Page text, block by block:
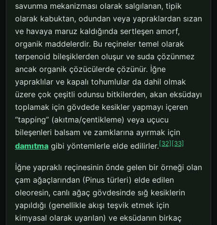
savunma mekanizması olarak salgılanan, tipik
olarak kabuktan, odundan veya yapraklardan sızan
ve havaya maruz kaldığında sertleşen amorf,
organik maddelerdir. Bu reçineler temel olarak
terpenoid bileşiklerden oluşur ve suda çözünmez
ancak organik çözücülerde çözünür. İğne
yapraklılar ve kapalı tohumlular da dahil olmak
üzere çok çeşitli odunsu bitkilerden, akan eksüdayı
toplamak için gövdede kesikler yapmayı içeren
“tapping” (akıtma/çentikleme) veya uçucu
bileşenleri balsam ve zamklarına ayırmak için
damıtma gibi yöntemlerle elde edilirler.[32] [33]
İğne yapraklı reçinesinin önde gelen bir örneği olan
çam ağaçlarından (Pinus türleri) elde edilen
oleoresin, canlı ağaç gövdesinde sığ kesiklerin
yapıldığı (genellikle akışı teşvik etmek için
kimyasal olarak uyarılan) ve eksüdanın birkaç